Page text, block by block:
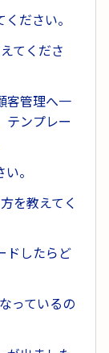
ださい。
てくださ
客管理へ一
テンプレー
。
を教えてく
ドしたらど
っているの